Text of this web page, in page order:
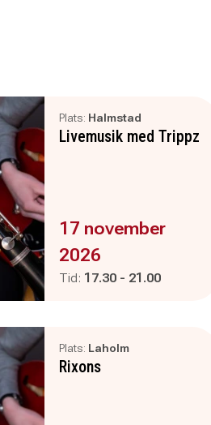
Plats: Halmstad
Livemusik med Trippz
Evenemanget är :
17 november
2026
Tid: Pågår mellan
17.30 - och
21.00
Plats: Laholm
Rixons